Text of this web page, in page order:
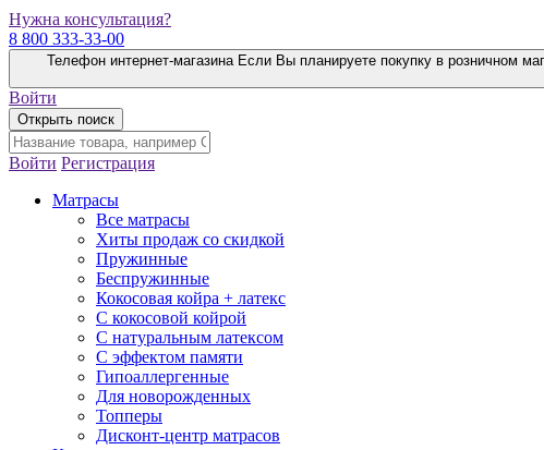
Нужна консультация?
8 800 333-33-00
Телефон интернет-магазина Если Вы планируете покупку в розничном
Войти
Открыть поиск
Войти Регистрация
Матрасы
Все матрасы
Хиты продаж со скидкой
Пружинные
Беспружинные
Кокосовая койра + латекс
С кокосовой койрой
С натуральным латексом
С эффектом памяти
Гипоаллергенные
Для новорожденных
Топперы
Дисконт-центр матрасов